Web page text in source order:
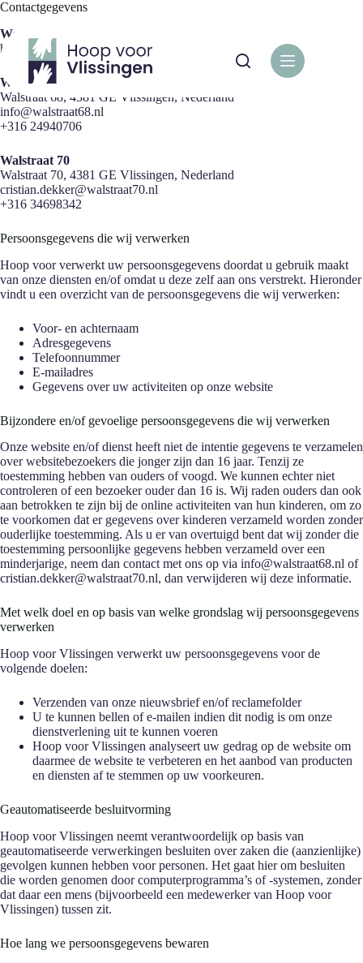
Ga
de
inhoud
Contactgegevens
Webadres:
https://startersites.io/blocksy/landscape.
Walstraat 68
Walstraat 68, 4381 GE Vlissingen, Nederland
info@walstraat68.nl
+316 24940706
Walstraat 70
Walstraat 70, 4381 GE Vlissingen, Nederland
cristian.dekker@walstraat70.nl
+316 34698342
Persoonsgegevens die wij verwerken
Hoop voor verwerkt uw persoonsgegevens doordat u gebruik maakt
van onze diensten en/of omdat u deze zelf aan ons verstrekt. Hieronder
vindt u een overzicht van de persoonsgegevens die wij verwerken:
Voor- en achternaam
Adresgegevens
Telefoonnummer
E-mailadres
Gegevens over uw activiteiten op onze website
Bijzondere en/of gevoelige persoonsgegevens die wij verwerken
Onze website en/of dienst heeft niet de intentie gegevens te verzamelen
over websitebezoekers die jonger zijn dan 16 jaar. Tenzij ze
toestemming hebben van ouders of voogd. We kunnen echter niet
controleren of een bezoeker ouder dan 16 is. Wij raden ouders dan ook
aan betrokken te zijn bij de online activiteiten van hun kinderen, om zo
te voorkomen dat er gegevens over kinderen verzameld worden zonder
ouderlijke toestemming. Als u er van overtuigd bent dat wij zonder die
toestemming persoonlijke gegevens hebben verzameld over een
minderjarige, neem dan contact met ons op via info@walstraat68.nl of
cristian.dekker@walstraat70.nl, dan verwijderen wij deze informatie.
Met welk doel en op basis van welke grondslag wij persoonsgegevens
verwerken
Hoop voor Vlissingen verwerkt uw persoonsgegevens voor de
volgende doelen:
Verzenden van onze nieuwsbrief en/of reclamefolder
U te kunnen bellen of e-mailen indien dit nodig is om onze
dienstverlening uit te kunnen voeren
Hoop voor Vlissingen analyseert uw gedrag op de website om
daarmee de website te verbeteren en het aanbod van producten
en diensten af te stemmen op uw voorkeuren.
Geautomatiseerde besluitvorming
Hoop voor Vlissingen neemt verantwoordelijk op basis van
geautomatiseerde verwerkingen besluiten over zaken die (aanzienlijke)
gevolgen kunnen hebben voor personen. Het gaat hier om besluiten
die worden genomen door computerprogramma’s of -systemen, zonder
dat daar een mens (bijvoorbeeld een medewerker van Hoop voor
Vlissingen) tussen zit.
Hoe lang we persoonsgegevens bewaren